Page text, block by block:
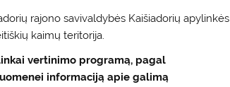
rajono savivaldybės Kaišiadorių apylinkės
kaimų teritorija.
vertinimo programą, pagal
informaciją apie galimą